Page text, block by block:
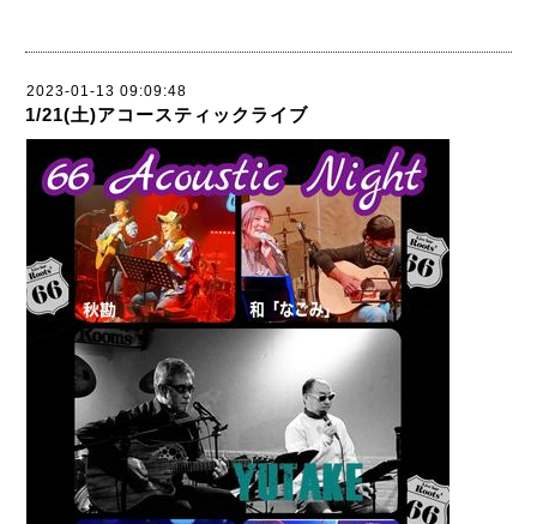
2023-01-13 09:09:48
1/21(土)アコースティックライブ